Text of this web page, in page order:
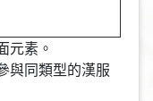
元素。
與同類型的漢服